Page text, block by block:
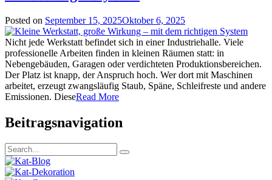
Posted on September 15, 2025Oktober 6, 2025
Nicht jede Werkstatt befindet sich in einer Industriehalle. Viele
professionelle Arbeiten finden in kleinen Räumen statt: in
Nebengebäuden, Garagen oder verdichteten Produktionsbereichen.
Der Platz ist knapp, der Anspruch hoch. Wer dort mit Maschinen
arbeitet, erzeugt zwangsläufig Staub, Späne, Schleifreste und andere
Emissionen. DieseRead More
Beitragsnavigation